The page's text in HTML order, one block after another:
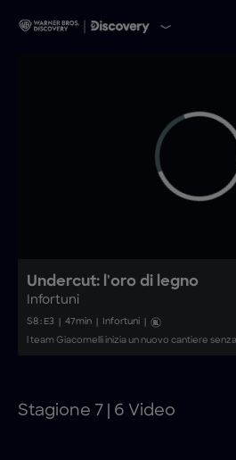
Undercut: l'oro di legno
Infortuni
S8: E3 47min Infortuni
l team Giacomelli inizia un nuovo cantiere
Stagione 7 | 6 Video